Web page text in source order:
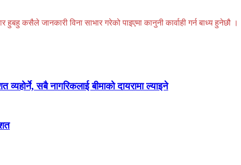
कसैले जानकारी विना साभार गरेको पाइएमा कानुनी कार्वाही गर्न बाध्य हुनेछौ ।
सबै नागरिकलाई बीमाको दायरामा ल्याइने